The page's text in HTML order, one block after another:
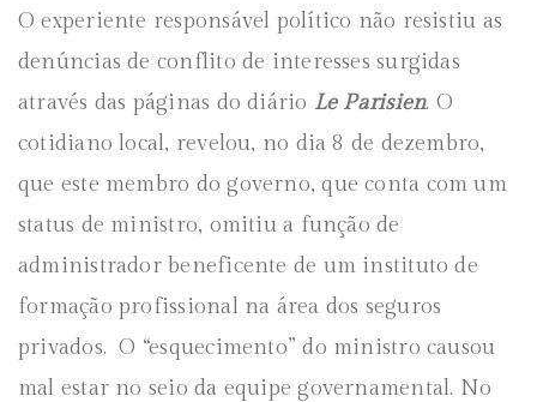
O experiente responsável político não resistiu as
denúncias de conflito de interesses surgidas
através das páginas do diário Le Parisien. O
cotidiano local, revelou, no dia 8 de dezembro,
que este membro do governo, que conta com um
status de ministro, omitiu a função de
administrador beneficente de um instituto de
formação profissional na área dos seguros
privados. O “esquecimento” do ministro causou
mal estar no seio da equipe governamental. No